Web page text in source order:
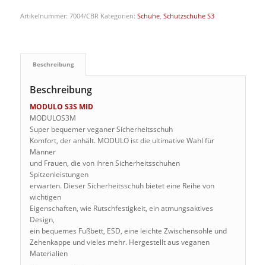
Artikelnummer: 7004/CBR Kategorien: Schuhe, Schutzschuhe S3
Beschreibung
Beschreibung
MODULO S3S MID
MODULOS3M
Super bequemer veganer Sicherheitsschuh
Komfort, der anhält. MODULO ist die ultimative Wahl für
Männer
und Frauen, die von ihren Sicherheitsschuhen
Spitzenleistungen
erwarten. Dieser Sicherheitsschuh bietet eine Reihe von
wichtigen
Eigenschaften, wie Rutschfestigkeit, ein atmungsaktives
Design,
ein bequemes Fußbett, ESD, eine leichte Zwischensohle und
Zehenkappe und vieles mehr. Hergestellt aus veganen
Materialien